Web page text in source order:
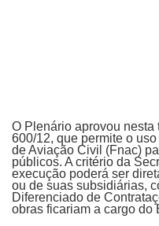
O Plenário aprovou
600/12, que permite o
de Aviação Civil (Fnac)
públicos. A critério da
execução poderá ser
ou de suas subsidiárias,
Diferenciado de
obras ficariam a cargo do